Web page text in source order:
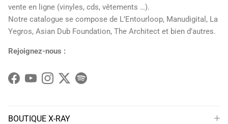
vente en ligne (vinyles, cds, vêtements …).
Notre catalogue se compose de L’Entourloop, Manudigital, La
Yegros, Asian Dub Foundation, The Architect et bien d’autres.
Rejoignez-nous :
Facebook
YouTubeInstagram
TwitterSpotify
BOUTIQUE X-RAY